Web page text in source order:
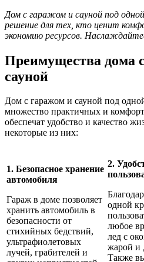
Дом с гаражом и сауной под
решение для тех, кто ценит
экономию ресурсов.
Преимущества дома
сауной
Дом с гаражом и сауной под
множество практичных и
обеспечат удобство и качество
некоторые из них:
1. Безопасное хранение
автомобиля
Гараж в доме позволяет
хранить автомобиль в
безопасности от
стихийных бедствий,
ультрафиолетовых
лучей, грабителей и
2.
одной
любое
лед с
жарой и
Также